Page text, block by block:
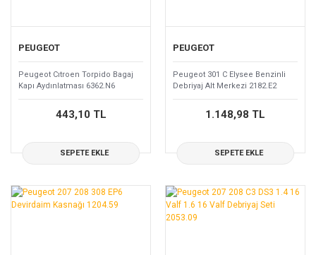
PEUGEOT
Peugeot Cıtroen Torpido Bagaj
Kapı Aydınlatması 6362.N6
443,10 TL
SEPETE EKLE
PEUGEOT
Peugeot 301 C Elysee Benzinli
Debriyaj Alt Merkezi 2182.E2
1.148,98 TL
SEPETE EKLE